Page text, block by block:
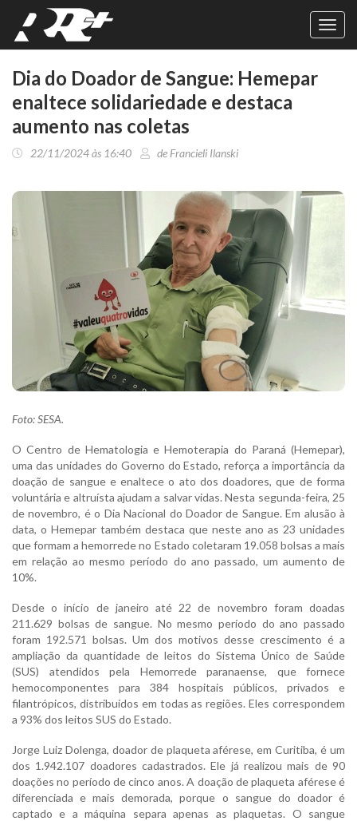
Dia do Doador de Sangue: Hemepar
enaltece solidariedade e destaca
aumento nas coletas
22/11/2024 às 16:40 de Francieli Ilanski
Foto: SESA.
O Centro de Hematologia e Hemoterapia do Paraná (Hemepar),
uma das unidades do Governo do Estado, reforça a importância da
doação de sangue e enaltece o ato dos doadores, que de forma
voluntária e altruísta ajudam a salvar vidas. Nesta segunda-feira, 25
de novembro, é o Dia Nacional do Doador de Sangue. Em alusão à
data, o Hemepar também destaca que neste ano as 23 unidades
que formam a hemorrede no Estado coletaram 19.058 bolsas a mais
em relação ao mesmo período do ano passado, um aumento de
10%.
Desde o início de janeiro até 22 de novembro foram doadas
211.629 bolsas de sangue. No mesmo período do ano passado
foram 192.571 bolsas. Um dos motivos desse crescimento é a
ampliação da quantidade de leitos do Sistema Único de Saúde
(SUS) atendidos pela Hemorrede paranaense, que fornece
hemocomponentes para 384 hospitais públicos, privados e
filantrópicos, distribuídos em todas as regiões. Eles correspondem
a 93% dos leitos SUS do Estado.
Jorge Luiz Dolenga, doador de plaqueta aférese, em Curitiba, é um
dos 1.942.107 doadores cadastrados. Ele já realizou mais de 90
doações no período de cinco anos. A doação de plaqueta aférese é
diferenciada e mais demorada, porque o sangue do doador é
captado e a máquina separa apenas as plaquetas. O sangue